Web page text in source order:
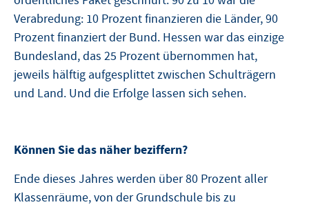
Verabredung: 10 Prozent finanzieren die Länder, 90
Prozent finanziert der Bund. Hessen war das einzige
Bundesland, das 25 Prozent übernommen hat,
jeweils hälftig aufgesplittet zwischen Schulträgern
und Land. Und die Erfolge lassen sich sehen.
Können Sie das näher beziffern?
Ende dieses Jahres werden über 80 Prozent aller
Klassenräume, von der Grundschule bis zu